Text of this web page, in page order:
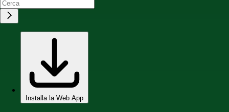
Installa la Web App